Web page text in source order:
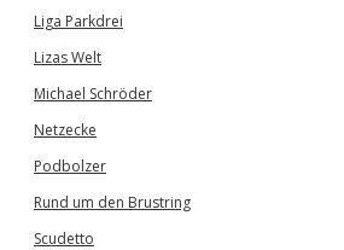
Liga Parkdrei
Lizas Welt
Michael Schröder
Netzecke
Podbolzer
Rund um den Brustring
Scudetto